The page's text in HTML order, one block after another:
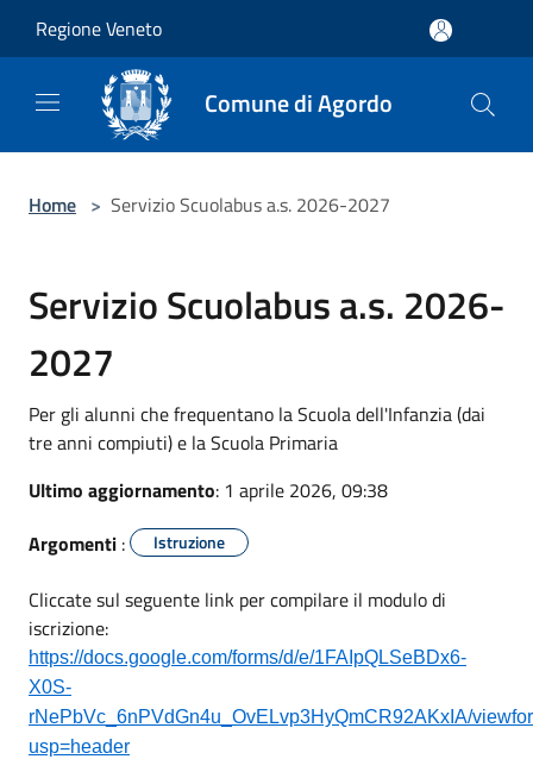
Regione Veneto
Comune di Agordo
Home > Servizio Scuolabus a.s. 2026-2027
Servizio Scuolabus a.s. 2026-
2027
Per gli alunni che frequentano la Scuola dell'Infanzia (dai
tre anni compiuti) e la Scuola Primaria
Ultimo aggiornamento: 1 aprile 2026, 09:38
Argomenti : Istruzione
Cliccate sul seguente link per compilare il modulo di
iscrizione:
https://docs.google.com/forms/d/e/1FAIpQLSeBDx6-
X0S-
rNePbVc_6nPVdGn4u_OvELvp3HyQmCR92AKxIA/
usp=header